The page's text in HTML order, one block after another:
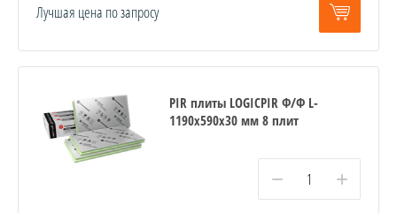
Лучшая цена по запросу
PIR плиты LOGICPIR Ф/Ф L-
1190х590х30 мм 8 плит
− +